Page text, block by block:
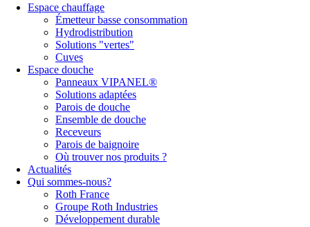
Espace chauffage
Émetteur basse consommation
Hydrodistribution
Solutions "vertes"
Cuves
Espace douche
Panneaux VIPANEL®
Solutions adaptées
Parois de douche
Ensemble de douche
Receveurs
Parois de baignoire
Où trouver nos produits ?
Actualités
Qui sommes-nous?
Roth France
Groupe Roth Industries
Développement durable